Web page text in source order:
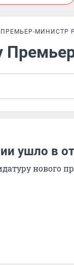
ПРЕМЬЕР-МИНИСТР
ушло в
нового